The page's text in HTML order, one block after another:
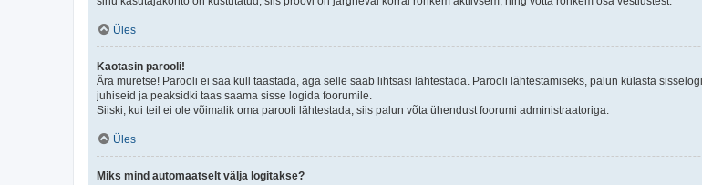
Üles
Kaotasin parooli!
Ära muretse! Parooli ei saa küll taastada, aga selle saab lihtsasi lähtestada. Parooli lähtestamiseks, palun külasta
juhiseid ja peaksidki taas saama sisse logida foorumile.
Siiski, kui teil ei ole võimalik oma parooli lähtestada, siis palun võta ühendust foorumi administraatoriga.
Üles
Miks mind automaatselt välja logitakse?